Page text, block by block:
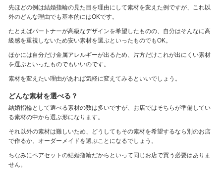
先ほどの例は結婚指輪の見た目を理由にして素材を変えた例ですが、これ以
外のどんな理由でも基本的にはOKです。
たとえばパートナーが高級なデザインを希望したものの、自分はそんなに高
級感を重視しないため安い素材を選ぶといったものでもOK。
ほかには自分だけ金属アレルギーが出るため、片方だけこれが出にくい素材
を選ぶといったものでもいいのです。
素材を変えたい理由があれば気軽に変えてみるといいでしょう。
どんな素材を選べる？
結婚指輪として選べる素材の数は多いですが、お店ではそちらが準備してい
る素材の中から選ぶ形になります。
それ以外の素材は難しいため、どうしてもその素材を希望するなら別のお店
で作るか、オーダーメイドを選ぶことになるでしょう。
ちなみにペアセットの結婚指輪だからといって同じお店で買う必要はありま
せん。